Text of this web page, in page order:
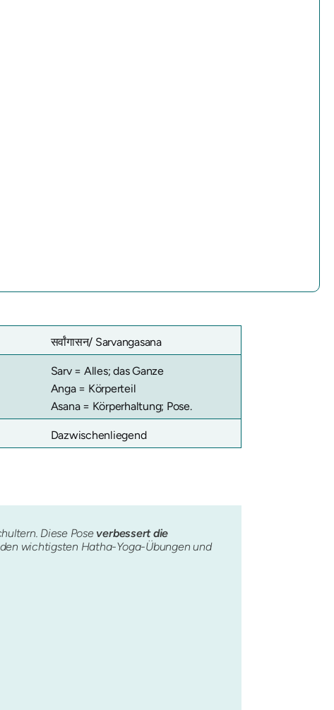
सर्वांगासन/ Sarvangasana
Sarv = Alles; das Ganze
Anga = Körperteil
Asana = Körperhaltung; Pose.
Dazwischenliegend
Diese Pose verbessert die
den wichtigsten Hatha-Yoga-Übungen und